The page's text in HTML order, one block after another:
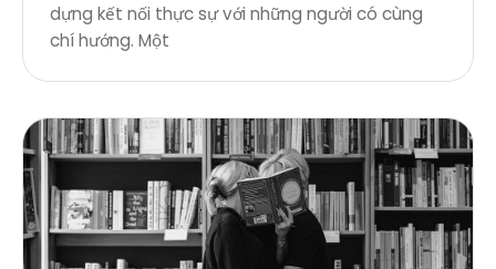
dựng kết nối thực sự với những người có cùng
chí hướng. Một